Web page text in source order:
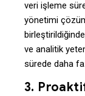
veri işleme
yönetimi
ve analitik
sürede daha
3.